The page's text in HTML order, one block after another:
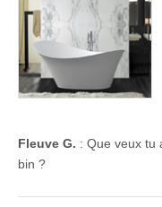
Fleuve G. : Que veux tu
bin ?